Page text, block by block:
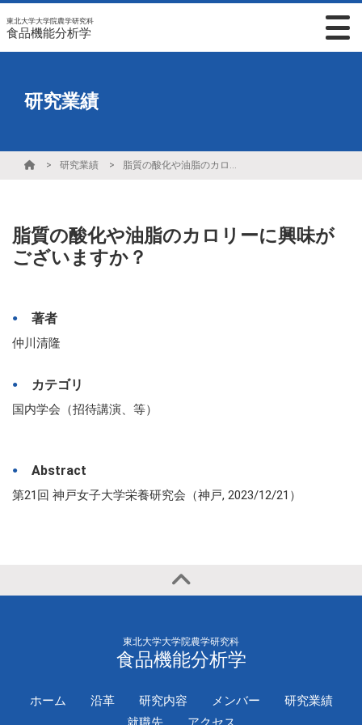
東北大学大学院農学研究科
食品機能分析学
研究業績
研究業績 脂質の酸化や油脂のカロリーに興味がございますか？
脂質の酸化や油脂のカロリーに興味が
ございますか？
著者
仲川清隆
カテゴリ
国内学会（招待講演、等）
Abstract
第21回 神戸女子大学栄養研究会（神戸, 2023/12/21）
東北大学大学院農学研究科
食品機能分析学
ホーム 沿革 研究内容 メンバー
研究業績